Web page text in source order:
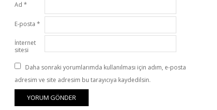
Ad *
E-posta *
İnternet
sitesi
Daha sonraki yorumlarımda kullanılması için adım, e-posta
adresim ve site adresim bu tarayıcıya kaydedilsin.